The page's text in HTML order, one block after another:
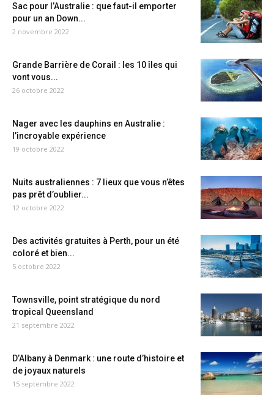
Sac pour l’Australie : que faut-il emporter
pour un an Down...
2 novembre 2022
Grande Barrière de Corail : les 10 îles qui
vont vous...
26 octobre 2022
Nager avec les dauphins en Australie :
l’incroyable expérience
19 octobre 2022
Nuits australiennes : 7 lieux que vous n’êtes
pas prêt d’oublier...
12 octobre 2022
Des activités gratuites à Perth, pour un été
coloré et bien...
5 octobre 2022
Townsville, point stratégique du nord
tropical Queensland
21 septembre 2022
D’Albany à Denmark : une route d’histoire et
de joyaux naturels
15 septembre 2022